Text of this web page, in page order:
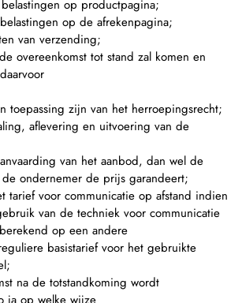
op productpagina;
op de afrekenpagina;
van verzending;
overeenkomst tot stand zal komen en
toepassing zijn van het herroepingsrecht;
aflevering en uitvoering van de
van het aanbod, dan wel de
ondernemer de prijs garandeert;
tarief voor communicatie op afstand indien
van de techniek voor communicatie
op een andere
basistarief voor het gebruikte
na de totstandkoming wordt